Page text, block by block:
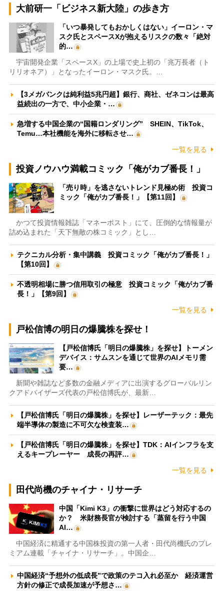
大前研一「ビジネス新大陸」の歩き方
「いつ暴発してもおかしくはない」イーロン・マ
スク氏とスペースXが抱えるリスクの数々「絶対
的…
宇宙開発企業「スペースX」の上場で史上初の「兆万長者（ト
リリオネア）」となったイーロン・マスク氏。…
【3メガバンクは純利益5兆円超】銀行、商社、ゼネコンは最高
益続出の一方で、中小企業・…
急増する中国企業の“国籍ロンダリング” SHEIN、TikTok、
Temu…本社機能を海外に移転させ…
一覧を見る
投資ノウハウ満載コミック「俺がカブ番長！」
「売り時」を逃さないトレンド見極め術 投資コ
ミック「俺がカブ番長！」【第11回】
かつて投資情報雑誌「マネーポスト」にて、圧倒的な情報量が
詰め込まれた「天下無敵の株コミック」とし…
テクニカル分析・集中講義 投資コミック「俺がカブ番長！」
【第10回】
不透明相場に勝つ信用取引の極意 投資コミック「俺がカブ番
長！」【第9回】
一覧を見る
戸松信博の明日の爆騰株を探せ！
【戸松信博氏「明日の爆騰株」を探せ】トーメン
デバイス：サムスンを通じて世界のAIメモリ需
要…
新聞や雑誌など多数の金融メディアに出演するグローバルリン
クアドバイザーズ代表の戸松信博氏が、最新…
【戸松信博氏「明日の爆騰株」を探せ】レーザーテック：最先
端半導体の製造に不可欠な検査装…
【戸松信博氏「明日の爆騰株」を探せ】TDK：AIインフラを支
えるキープレーヤー 成長の再評…
一覧を見る
田代尚機のチャイナ・リサーチ
中国「Kimi K3」の衝撃に世界はどう対応するの
か？ 米財務長官が検討する「蒸留を行う中国
AI…
中国経済に精通する中国株投資の第一人者・田代尚機氏のプレ
ミアム連載「チャイナ・リサーチ」。中国企…
中国経済“予想外の低成長”で政策のテコ入れ必至か 経済運営
方針の修正で成長加速が予想さ…